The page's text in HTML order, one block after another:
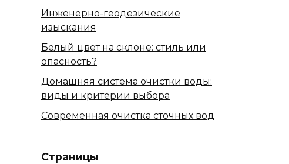
Инженерно-геодезические
изыскания
Белый цвет на склоне: стиль или
опасность?
Домашняя система очистки воды:
виды и критерии выбора
Современная очистка сточных вод
Страницы